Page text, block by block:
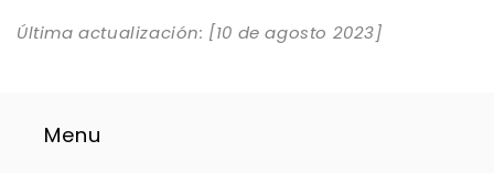
Última actualización: [10 de agosto 2023]
Menu